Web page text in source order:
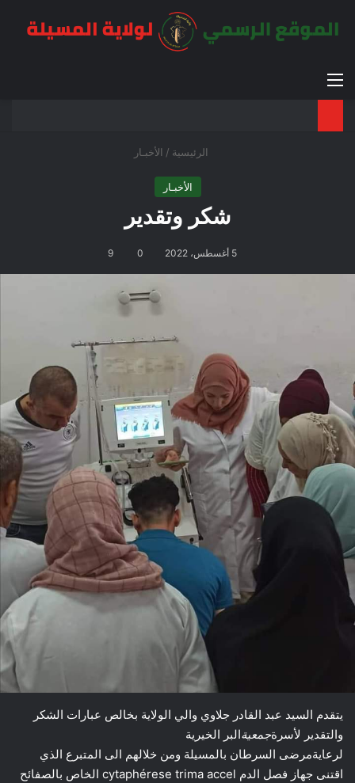
القائمة
الرئيسية / الأخبـار
الأخبـار
شكر وتقدير
5 أغسطس، 2022 0
9
يتقدم السيد عبد القادر جلاوي والي الولاية بخالص عبارات الشكر
والتقدير لأسرةجمعيةالبر الخيرية
لرعايةمرضى السرطان بالمسيلة ومن خلالهم الى المتبرع الذي
اقتنى جهاز فصل الدم cytaphérese trima accel الخاص بالصفائح